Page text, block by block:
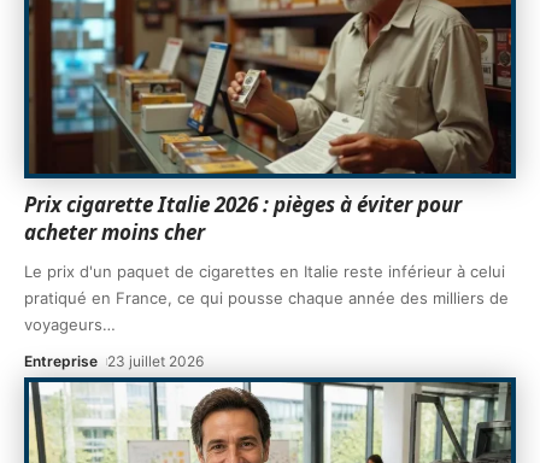
Prix cigarette Italie 2026 : pièges à éviter pour
acheter moins cher
Le prix d'un paquet de cigarettes en Italie reste inférieur à celui
pratiqué en France, ce qui pousse chaque année des milliers de
voyageurs…
Entreprise 23 juillet 2026